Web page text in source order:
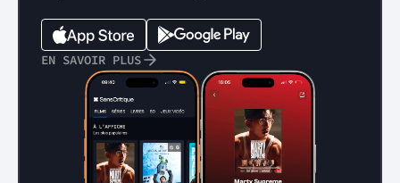
EN SAVOIR PLUS